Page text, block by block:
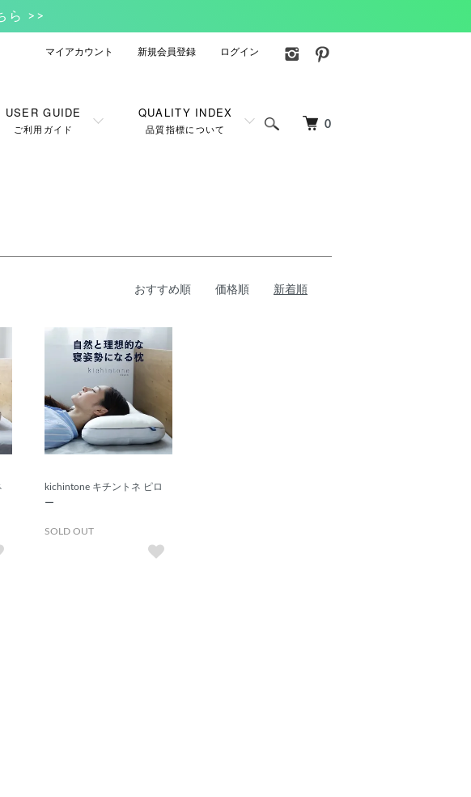
ら >>
0
USER GUIDE
ご利用ガイド
QUALITY INDEX
品質指標について
マイアカウント 新規会員登録 ログイン
おすすめ順 価格順 新着順
kichintone キチントネ ピロ
ー
SOLD OUT